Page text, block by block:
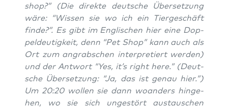
shop?” (Die direk­te deut­sche Über­set­zung
wäre: “Wis­sen sie wo ich ein Tier­ge­schäft
fin­de?”. Es gibt im Eng­li­schen hier eine Dop­
pel­deu­tig­keit, denn “Pet Shop” kann auch als
Ort zum angrab­schen inter­pre­tiert wer­den)
und der Ant­wort “Yes, it’s right here.” (Deut­
sche Über­set­zung: “Ja, das ist genau hier.”)
Um 20:20 wol­len sie dann woan­ders hin­ge­
hen, wo sie sich unge­stört aus­tau­schen